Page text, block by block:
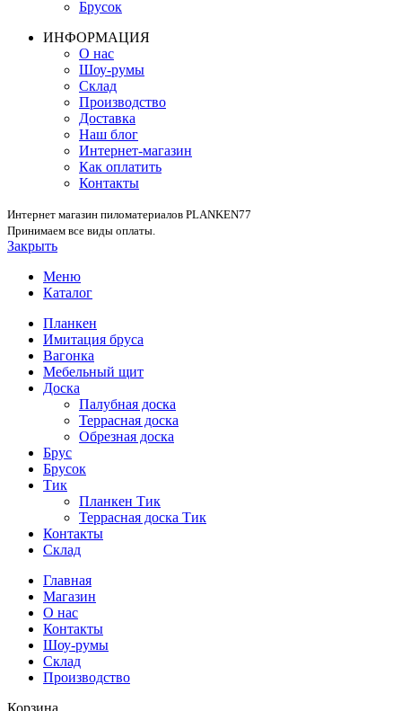
Брусок
ИНФОРМАЦИЯ
О нас
Шоу-румы
Склад
Производство
Доставка
Наш блог
Интернет-магазин
Как оплатить
Контакты
Интернет магазин пиломатериалов PLANKEN77
Принимаем все виды оплаты.
Закрыть
Меню
Каталог
Планкен
Имитация бруса
Вагонка
Мебельный щит
Доска
Палубная доска
Террасная доска
Обрезная доска
Брус
Брусок
Тик
Планкен Тик
Террасная доска Тик
Контакты
Склад
Главная
Магазин
О нас
Контакты
Шоу-румы
Склад
Производство
Корзина